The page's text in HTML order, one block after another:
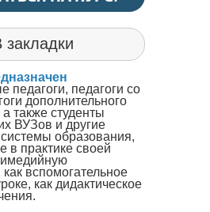
закладки
педагоги, педагоги со
дополнительного
также студенты
ВУЗов и другие
образования,
в практике своей
вспомогательное
как дидактическое